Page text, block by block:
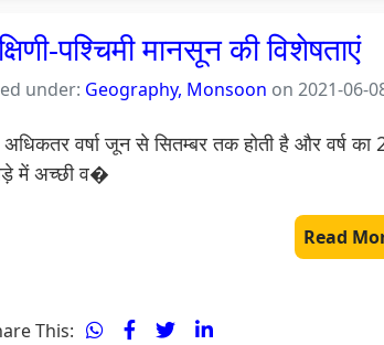
पश्चिमी मानसून की विशेषताएं
under: Geography, Monsoon on 2021-06-
वर्षा जून से सितम्बर तक होती है और वर्ष का
में अच्छी व�
Read
This: